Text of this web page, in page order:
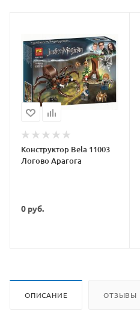
Конструктор Bela 11003
Логово Арагога
0 руб.
ОПИСАНИЕ ОТЗЫВЫ